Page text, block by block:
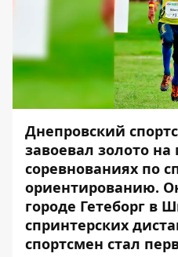
Днепровский
завоевал золото
соревнованиях по
ориентированию.
городе Гетеборг в
спринтерских
спортсмен стал